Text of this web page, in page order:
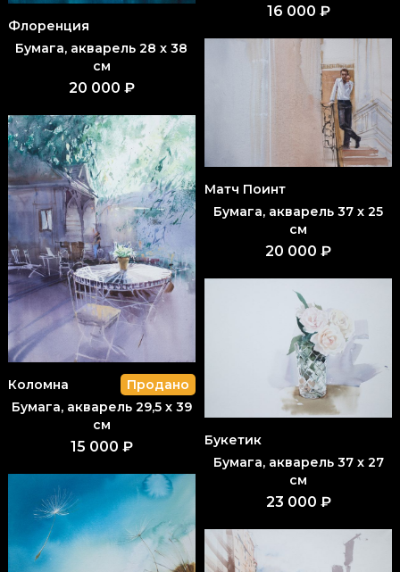
Флоренция
Бумага, акварель 28 x 38
см
20 000 ₽
Коломна
Продано
Бумага, акварель 29,5 x 39
см
15 000 ₽
16 000 ₽
Матч Поинт
Бумага, акварель 37 x 25
см
20 000 ₽
Букетик
Бумага, акварель 37 x 27
см
23 000 ₽